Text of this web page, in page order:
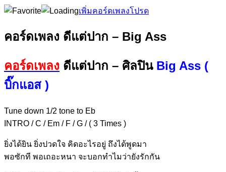
เพิ่มคอร์ดเพลงโปรด
คอร์ดเพลง ดีแต่ปาก – Big Ass
คอร์ดเพลง ดีแต่ปาก – ศิลปิน Big Ass (
บิ๊กแอส )
Tune down 1/2 tone to Eb
INTRO / C / Em / F / G / ( 3 Times )
ยิ่งได้ยิน ยิ่งปวดใจ คิดอะไรอยู่ ถึงได้พูดมา
พอซักที พอเถอะหนา จะบอกทำไมว่ายังรักกัน